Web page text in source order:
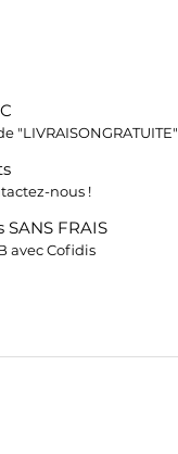
"LIVRAISONGRATUITE"
nous !
FRAIS
avec Cofidis